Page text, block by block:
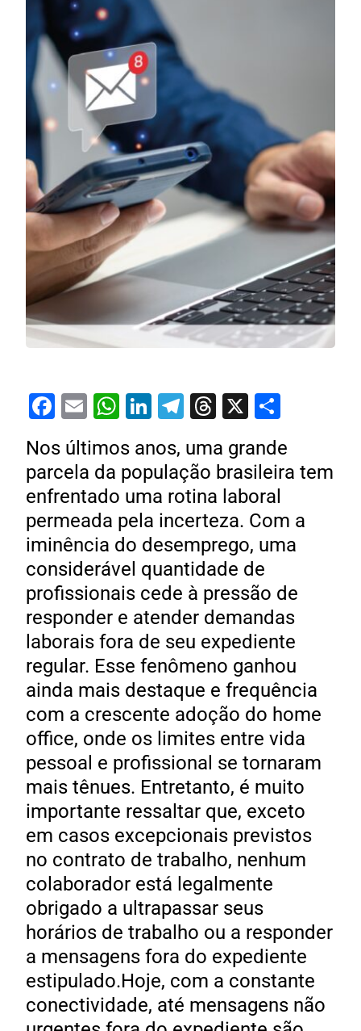
Facebook
EmailWhatsApp
LinkedIn
Telegram
Threads
X
Nos últimos anos, uma grande
parcela da população brasileira tem
enfrentado uma rotina laboral
permeada pela incerteza. Com a
iminência do desemprego, uma
considerável quantidade de
profissionais cede à pressão de
responder e atender demandas
laborais fora de seu expediente
regular. Esse fenômeno ganhou
ainda mais destaque e frequência
com a crescente adoção do home
office, onde os limites entre vida
pessoal e profissional se tornaram
mais tênues. Entretanto, é muito
importante ressaltar que, exceto
em casos excepcionais previstos
no contrato de trabalho, nenhum
colaborador está legalmente
obrigado a ultrapassar seus
horários de trabalho ou a responder
a mensagens fora do expediente
estipulado.Hoje, com a constante
conectividade, até mensagens não